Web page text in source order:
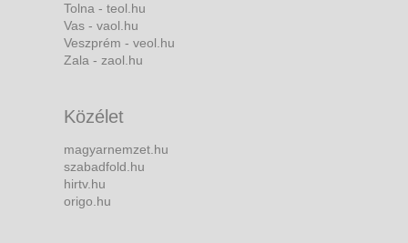
Tolna - teol.hu
Vas - vaol.hu
Veszprém - veol.hu
Zala - zaol.hu
Közélet
magyarnemzet.hu
szabadfold.hu
hirtv.hu
origo.hu